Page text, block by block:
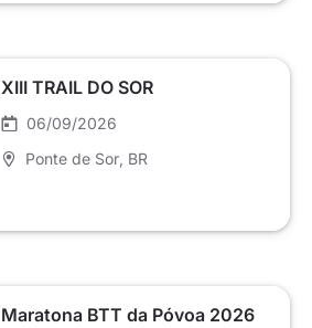
XIII TRAIL DO SOR
06/09/2026
Ponte de Sor , BR
Maratona BTT da Póvoa 2026